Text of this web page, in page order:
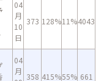
04
月
10
日
373 128%11%4043
04
月
358 415%55% 661